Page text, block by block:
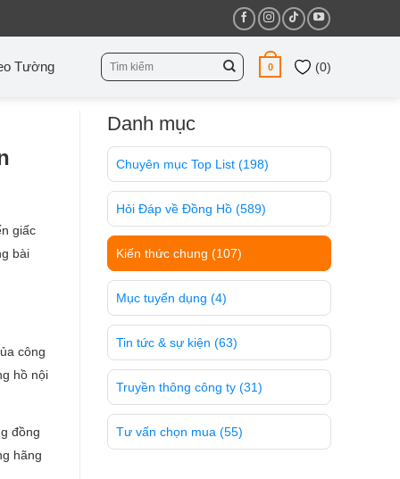
Tường
Tìm
kiếm:
0 (0)
giấc
bài
công
hồ nội
đồng
hãng
Danh mục
Chuyên mục Top List (198)
Hỏi Đáp về Đồng Hồ (589)
Kiến thức chung (107)
Mục tuyển dụng (4)
Tin tức & sự kiện (63)
Truyền thông công ty (31)
Tư vấn chọn mua (55)